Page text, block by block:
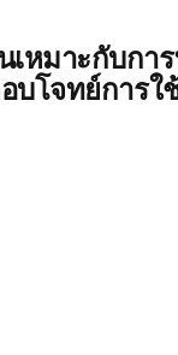
หมาะกับกา
บโจทย์การ